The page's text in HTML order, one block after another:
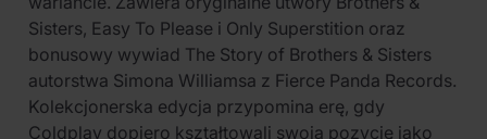
Sisters, Easy To Please i Only Superstition oraz
bonusowy wywiad The Story of Brothers & Sisters
autorstwa Simona Williamsa z Fierce Panda Records.
Kolekcjonerska edycja przypomina erę, gdy
Coldplay dopiero kształtowali swoją pozycję jako